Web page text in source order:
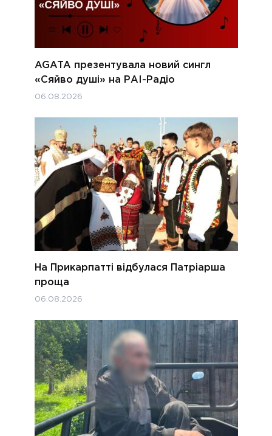
AGATA презентувала новий сингл
«Сяйво душі» на РАІ-Радіо
06.08.2026
На Прикарпатті відбулася Патріарша
проща
06.08.2026